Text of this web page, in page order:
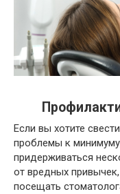
Если вы хотите
проблемы к
придерживаться
от вредных привычек,
посещать